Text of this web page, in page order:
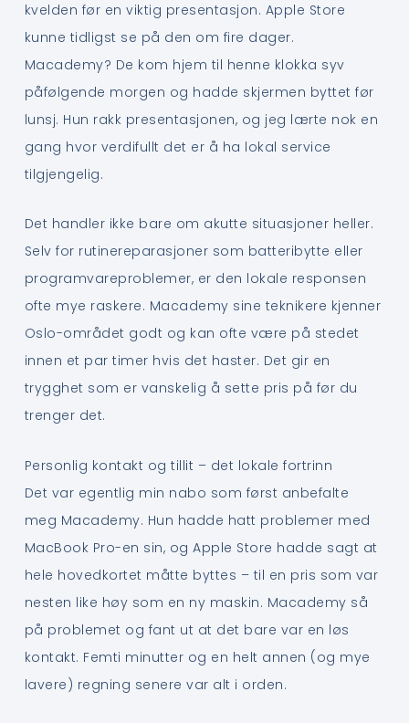
kvelden før en viktig presentasjon. Apple Store
kunne tidligst se på den om fire dager.
Macademy? De kom hjem til henne klokka syv
påfølgende morgen og hadde skjermen byttet før
lunsj. Hun rakk presentasjonen, og jeg lærte nok en
gang hvor verdifullt det er å ha lokal service
tilgjengelig.
Det handler ikke bare om akutte situasjoner heller.
Selv for rutinereparasjoner som batteribytte eller
programvareproblemer, er den lokale responsen
ofte mye raskere. Macademy sine teknikere kjenner
Oslo-området godt og kan ofte være på stedet
innen et par timer hvis det haster. Det gir en
trygghet som er vanskelig å sette pris på før du
trenger det.
Personlig kontakt og tillit – det lokale fortrinn
Det var egentlig min nabo som først anbefalte
meg Macademy. Hun hadde hatt problemer med
MacBook Pro-en sin, og Apple Store hadde sagt at
hele hovedkortet måtte byttes – til en pris som var
nesten like høy som en ny maskin. Macademy så
på problemet og fant ut at det bare var en løs
kontakt. Femti minutter og en helt annen (og mye
lavere) regning senere var alt i orden.